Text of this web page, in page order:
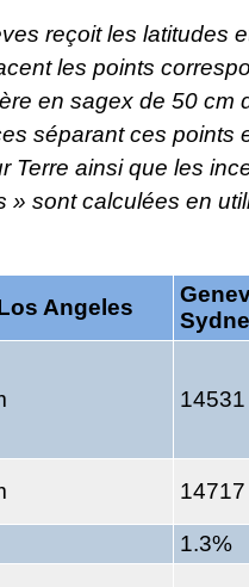
reçoit les latitudes
les points
en sagex de 50 cm
séparant ces points
Terre ainsi que les
» sont calculées en
Angeles
1.3%